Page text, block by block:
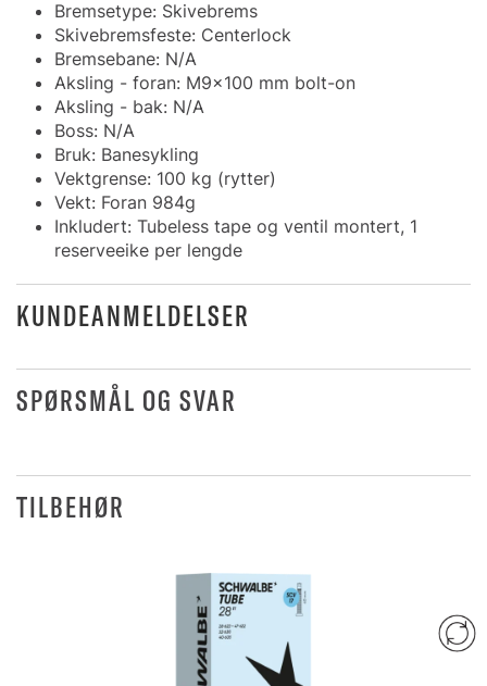
Bremsetype: Skivebrems
Skivebremsfeste: Centerlock
Bremsebane: N/A
Aksling - foran: M9x100 mm bolt-on
Aksling - bak: N/A
Boss: N/A
Bruk: Banesykling
Vektgrense: 100 kg (rytter)
Vekt: Foran 984g
Inkludert: Tubeless tape og ventil montert, 1
reserveeike per lengde
KUNDEANMELDELSER
SPØRSMÅL OG SVAR
TILBEHØR